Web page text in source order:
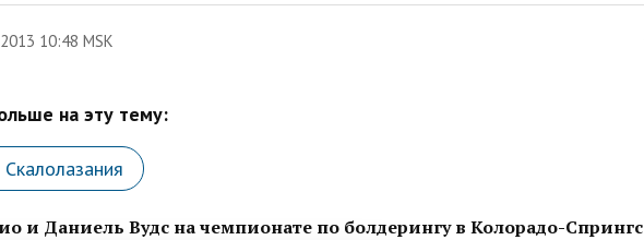
10:48 MSK
на эту тему:
и Даниель Вудс на чемпионате по болдерингу в Колорадо-Спрингс